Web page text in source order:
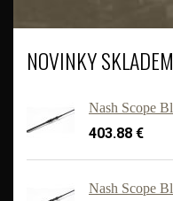
NOVINKY SKLADEM
Nash Scope
403.88 €
Nash Scope